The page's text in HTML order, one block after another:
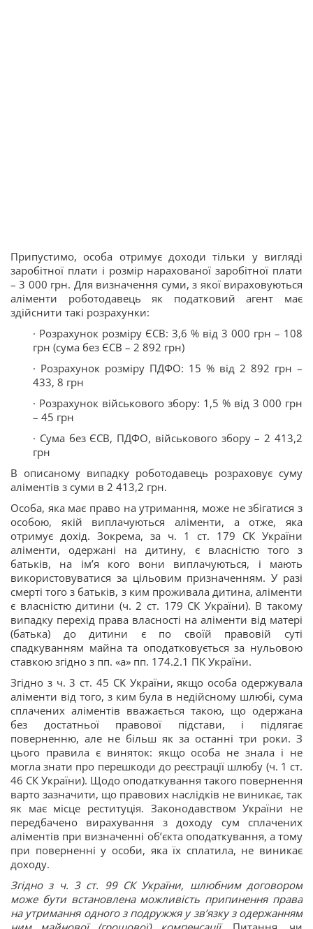
Припустимо, особа отримує доходи тільки у вигляді
заробітної плати і розмір нарахованої заробітної плати
– 3 000 грн. Для визначення суми, з якої вираховуються
аліменти роботодавець як податковий агент має
здійснити такі розрахунки:
· Розрахунок розміру ЄСВ: 3,6 % від 3 000 грн – 108
грн (сума без ЄСВ – 2 892 грн)
· Розрахунок розміру ПДФО: 15 % від 2 892 грн –
433, 8 грн
· Розрахунок військового збору: 1,5 % від 3 000 грн
– 45 грн
· Сума без ЄСВ, ПДФО, військового збору – 2 413,2
грн
В описаному випадку роботодавець розраховує суму
аліментів з суми в 2 413,2 грн.
Особа, яка має право на утримання, може не збігатися з
особою, якій виплачуються аліменти, а отже, яка
отримує дохід. Зокрема, за ч. 1 ст. 179 СК України
аліменти, одержані на дитину, є власністю того з
батьків, на ім’я кого вони виплачуються, і мають
використовуватися за цільовим призначенням. У разі
смерті того з батьків, з ким проживала дитина, аліменти
є власністю дитини (ч. 2 ст. 179 СК України). В такому
випадку перехід права власності на аліменти від матері
(батька) до дитини є по своїй правовій суті
спадкуванням майна та оподатковується за нульовою
ставкою згідно з пп. «а» пп. 174.2.1 ПК України.
Згідно з ч. 3 ст. 45 СК України, якщо особа одержувала
аліменти від того, з ким була в недійсному шлюбі, сума
сплачених аліментів вважається такою, що одержана
без достатньої правової підстави, і підлягає
поверненню, але не більш як за останні три роки. З
цього правила є виняток: якщо особа не знала і не
могла знати про перешкоди до реєстрації шлюбу (ч. 1 ст.
46 СК України). Щодо оподаткування такого повернення
варто зазначити, що правових наслідків не виникає, так
як має місце реституція. Законодавством України не
передбачено вирахування з доходу сум сплачених
аліментів при визначенні об’єкта оподаткування, а тому
при поверненні у особи, яка їх сплатила, не виникає
доходу.
Згідно з ч. 3 ст. 99 СК України, шлюбним договором
може бути встановлена можливість припинення права
на утримання одного з подружжя у зв’язку з одержанням